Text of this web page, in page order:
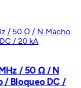
/ 50 Ω / N
/ Bloqueo DC /